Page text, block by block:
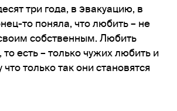
три года, в эвакуацию, в
то поняла, что любить – не
собственным. Любить
есть – только чужих любить и
что только так они становятся